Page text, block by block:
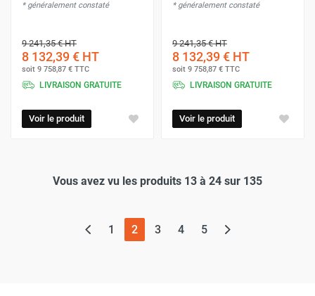
* généralement constaté
9 241,35 €HT
8 132,39 € HT
soit 9 758,87 € TTC
LIVRAISON GRATUITE
Voir le produit
* généralement constaté
9 241,35 €HT
8 132,39 € HT
soit 9 758,87 € TTC
LIVRAISON GRATUITE
Voir le produit
Vous avez vu les produits 13 à 24 sur 135
1 2(page actuelle)
3 4 5